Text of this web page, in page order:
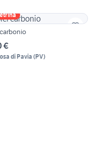
€
di Pavia(PV)